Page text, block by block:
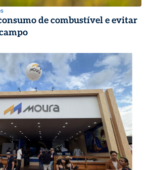
de combustível e evitar